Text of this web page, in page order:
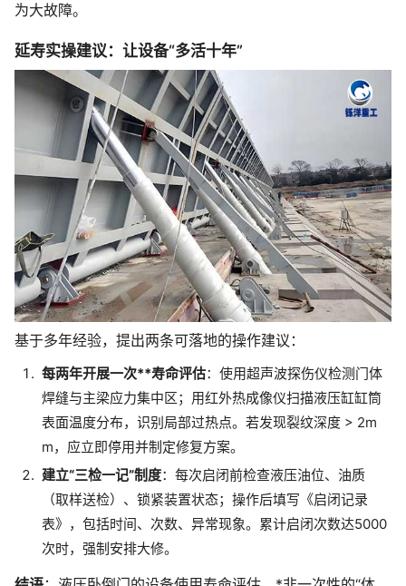
为大故障。
延寿实操建议：让设备“多活十年”
基于多年经验，提出两条可落地的操作建议：
每两年开展一次**寿命评估：使用超声波探伤仪检测门体
焊缝与主梁应力集中区；用红外热成像仪扫描液压缸缸筒
表面温度分布，识别局部过热点。若发现裂纹深度 > 2m
m，应立即停用并制定修复方案。
建立“三检一记”制度：每次启闭前检查液压油位、油质
（取样送检）、锁紧装置状态；操作后填写《启闭记录
表》，包括时间、次数、异常现象。累计启闭次数达5000
次时，强制安排大修。